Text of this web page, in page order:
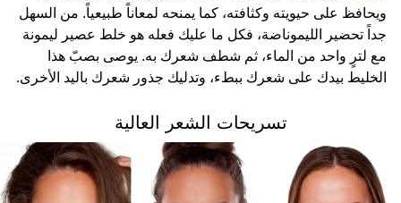
ويحافظ على حيويته وكثافته، كما يمنحه لمعاناً طبيعياً. من السهل
جداً تحضير الليموناضة، فكل ما عليك فعله هو خلط عصير ليمونة
مع لترٍ واحد من الماء، ثم شطف شعرك به. يوصى بصبّ هذا
الخليط بيدك على شعرك ببطء، وتدليك جذور شعرك باليد الأخرى.
تسريحات الشعر العالية